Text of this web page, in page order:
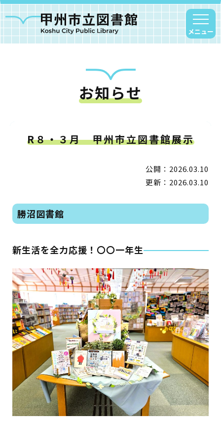
メニュー
お知らせ
R８・３月 甲州市立図書館展示
公開：2026.03.10
更新：2026.03.10
勝沼図書館
新生活を全力応援！〇〇一年生
甲州市図書館について
塩山図書館
読書アニマシオン
よくあるご質問
マンガ「雨宮敬二郎」
スポンサー企業
リンク集
利用案内
申請書ダウンロード